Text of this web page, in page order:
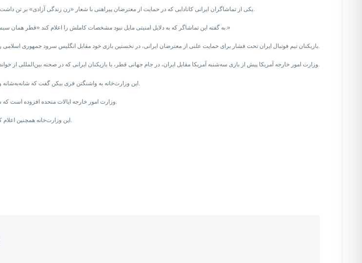
به گفته این تماشاگر که به دلایل امنیتی مایل نبود مشخصات کاملش را اعلام کند «قطر همان سیستم سانسوری را اجرا می‌کند که در ایران اجرا می‌شود»، و در ادامه افزود که «همچنین فیفا نیز مقصر است.»
بازیکنان تیم فوتبال ایران تحت فشار برای حمایت علنی از معترضان ایرانی، در نخستین بازی خود مقابل انگلیس سرود جمهوری اسلامی را نخواندند، اما در دومین مسابقه با ولز این سرود را خواندند.
وزارت امور خارجه آمریکا پیش از بازی سه‌شنبه آمریکا مقابل ایران، در جام جهانی قطر، با بازیکنان ایرانی که در صحنه بین‌المللی از خواندن سرود ملی جمهوری اسلامی سر باز زدند، ابراز همبستگی کرد.
این وزارت‌خانه همچنین اعلام کرد که پس از تهدیدات حکومت برای تنبیه بازیکنان فوتبال، ایران را در هفته‌های آینده تحت نظر خواهد گرفت.